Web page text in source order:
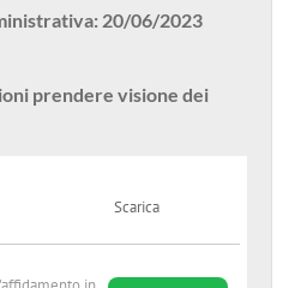
20/06/2023
prendere visione dei
Scarica